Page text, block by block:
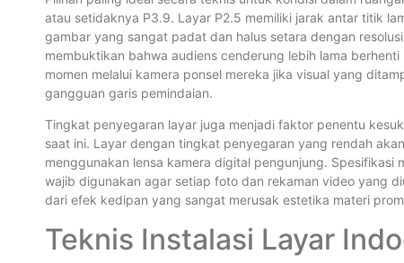
atau setidaknya P3.9. Layar P2.5 memiliki jarak antar titik
gambar yang sangat padat dan halus setara dengan
membuktikan bahwa audiens cenderung lebih lama
momen melalui kamera ponsel mereka jika visual yang
gangguan garis pemindaian.
Tingkat penyegaran layar juga menjadi faktor penentu
saat ini. Layar dengan tingkat penyegaran yang rendah
menggunakan lensa kamera digital pengunjung.
wajib digunakan agar setiap foto dan rekaman video yang
dari efek kedipan yang sangat merusak estetika materi
Teknis Instalasi Layar